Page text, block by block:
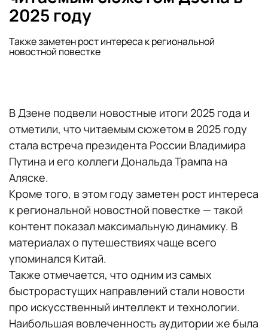
2025 году
Также заметен рост интереса к региональной
новостной повестке
В Дзене подвели новостные итоги 2025 года и
отметили, что читаемым сюжетом в 2025 году
стала встреча президента России Владимира
Путина и его коллеги Дональда Трампа на
Аляске.
Кроме того, в этом году заметен рост интереса
к региональной новостной повестке — такой
контент показал максимальную динамику. В
материалах о путешествиях чаще всего
упоминался Китай.
Также отмечается, что одним из самых
быстрорастущих направлений стали новости
про искусственный интеллект и технологии.
Наибольшая вовлеченность аудитории же была